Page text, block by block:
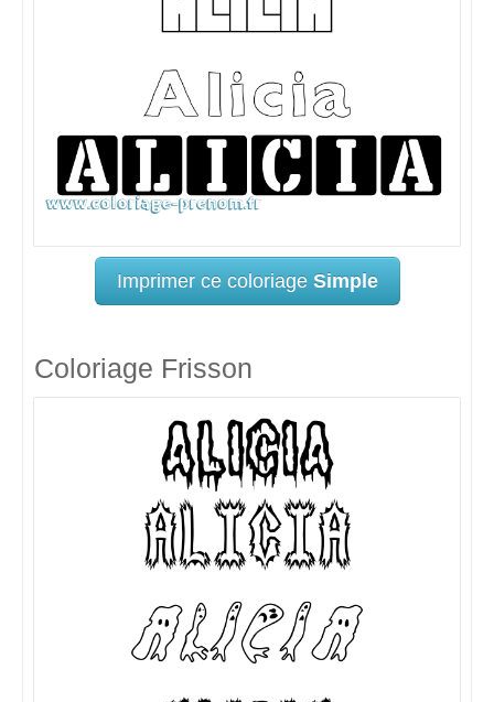
Imprimer ce coloriage Simple
Coloriage Frisson